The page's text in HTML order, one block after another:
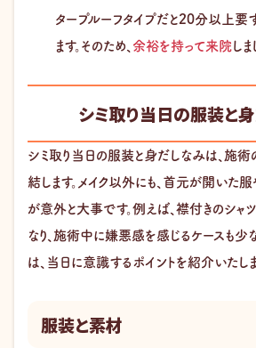
タープルーフタイプだと20分以上要
ます。そのため、 余裕を持って来院 しま
シミ取り当日の服装と
シミ取り当日の服装と身だしなみは、施
結します。メイク以外にも、首元が開いた
が意外と大事です。例えば、襟付きのシャ
なり、施術中に嫌悪感を感じるケースも少な
は、当日に意識するポイントを紹介いたしま
服装と素材